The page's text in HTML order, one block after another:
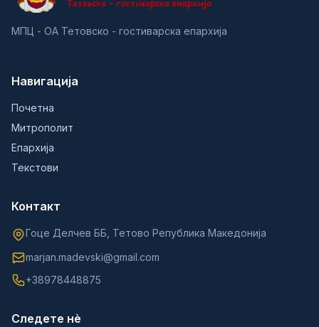
МПЦ - ОА Тетовско - гостиварска епархија
Навигација
Почетна
Митрополит
Епархија
Текстови
Контакт
Гоце Делчев ББ, Тетово Република Македонија
marjan.madevski@gmail.com
+38978448875
Следете нè